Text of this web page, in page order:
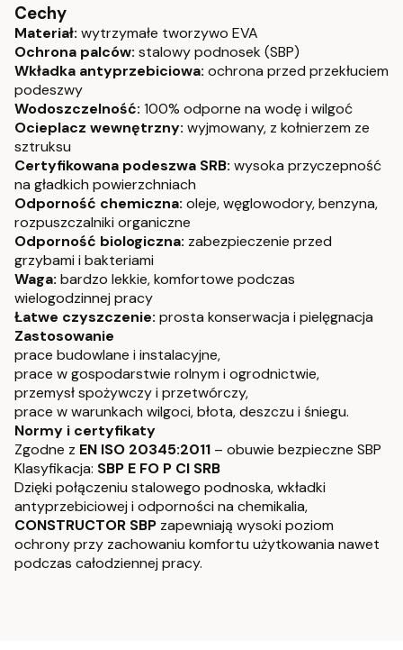
Cechy
Materiał: wytrzymałe tworzywo EVA
Ochrona palców: stalowy podnosek (SBP)
Wkładka antyprzebiciowa: ochrona przed przekłuciem
podeszwy
Wodoszczelność: 100% odporne na wodę i wilgoć
Ocieplacz wewnętrzny: wyjmowany, z kołnierzem ze
sztruksu
Certyfikowana podeszwa SRB: wysoka przyczepność
na gładkich powierzchniach
Odporność chemiczna: oleje, węglowodory, benzyna,
rozpuszczalniki organiczne
Odporność biologiczna: zabezpieczenie przed
grzybami i bakteriami
Waga: bardzo lekkie, komfortowe podczas
wielogodzinnej pracy
Łatwe czyszczenie: prosta konserwacja i pielęgnacja
Zastosowanie
prace budowlane i instalacyjne,
prace w gospodarstwie rolnym i ogrodnictwie,
przemysł spożywczy i przetwórczy,
prace w warunkach wilgoci, błota, deszczu i śniegu.
Normy i certyfikaty
Zgodne z EN ISO 20345:2011 – obuwie bezpieczne SBP
Klasyfikacja: SBP E FO P CI SRB
Dzięki połączeniu stalowego podnoska, wkładki
antyprzebiciowej i odporności na chemikalia,
CONSTRUCTOR SBP zapewniają wysoki poziom
ochrony przy zachowaniu komfortu użytkowania nawet
podczas całodziennej pracy.